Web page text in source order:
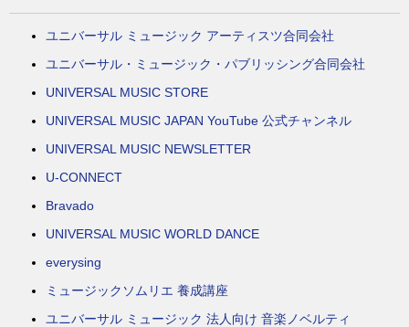
ユニバーサル ミュージック アーティスツ合同会社
ユニバーサル・ミュージック・パブリッシング合同会社
UNIVERSAL MUSIC STORE
UNIVERSAL MUSIC JAPAN YouTube 公式チャンネル
UNIVERSAL MUSIC NEWSLETTER
U-CONNECT
Bravado
UNIVERSAL MUSIC WORLD DANCE
everysing
ミュージックソムリエ 養成講座
ユニバーサル ミュージック 法人向け 音楽ノベルティ